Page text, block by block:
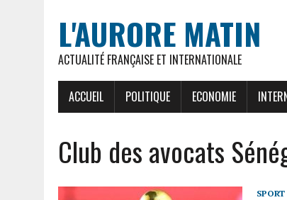
L'AURORE MATIN
ACTUALITÉ FRANÇAISE ET INTERNATIONALE
ACCUEIL POLITIQUE ECONOMIE
Club des avocats
SPORT